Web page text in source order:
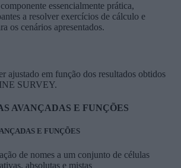
essencialmente prática,
a resolver exercícios de cálculo e
os cenários apresentados.
ajustado em função dos resultados obtidos
SURVEY.
AVANÇADAS E FUNÇÕES
E FUNÇÕES
de nomes a um conjunto de células
absolutas e mistas